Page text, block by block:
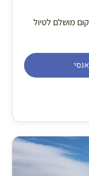
מושלם לטיול